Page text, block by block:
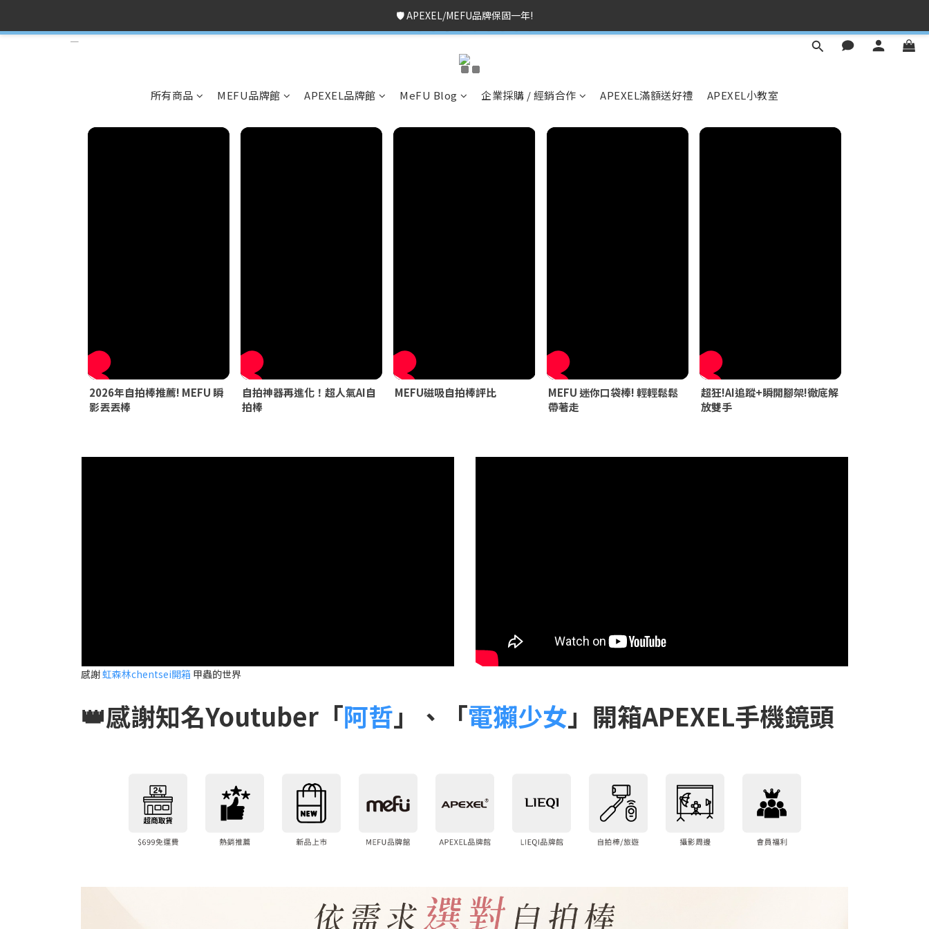
🎁 $699免運+3%回饋!
🛡️ APEXEL/MEFU品牌保固一年!
所有商品 MEFU品牌館 APEXEL品牌館 MeFU Blog 企業採購 / 經銷合作 APEXEL滿額送好禮 APEXEL小教室
2026年自拍棒推薦! MEFU 瞬
影丟丟棒
自拍神器再進化！超人氣AI自
拍棒
MEFU磁吸自拍棒評比
MEFU 迷你口袋棒! 輕輕鬆鬆
帶著走
超狂!AI追蹤+瞬開腳架!徹底解
放雙手
感謝虹森林chentsei開箱 甲蟲的世界
👑感謝知名Youtuber「阿哲」、「電獺少女」開箱APEXEL手機鏡頭
💬 加Line 享$30折扣!
立即加好友
✅ APEXEL商品享15天鑑賞期!